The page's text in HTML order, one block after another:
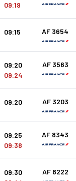
09:19
09:15 AF 3654
09:20
09:24
AF 3563
09:20 AF 3203
09:25
09:38
AF 8343
09:30
AF 8222